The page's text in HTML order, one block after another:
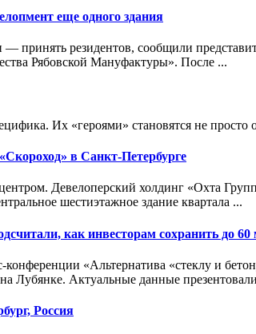
еще одного здания
— принять резидентов, сообщили
Рябовской Мануфактуры». После ...
Их «героями» становятся не
в Санкт-Петербурге
Девелоперский холдинг «Охта
шестиэтажное здание квартала ...
как инвесторам сохранить до
«Альтернатива «стеклу и
Лубянке. Актуальные данные
Россия